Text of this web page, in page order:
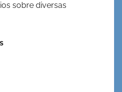
sobre diversas